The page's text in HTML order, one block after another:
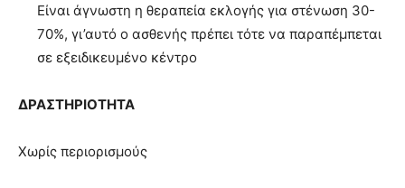
Είναι άγνωστη η θεραπεία εκλογής για στένωση 30-
70%, γι’αυτό ο ασθενής πρέπει τότε να παραπέμπεται
σε εξειδικευμένο κέντρο
ΔΡΑΣΤΗΡΙΟΤΗΤΑ
Χωρίς περιορισμούς